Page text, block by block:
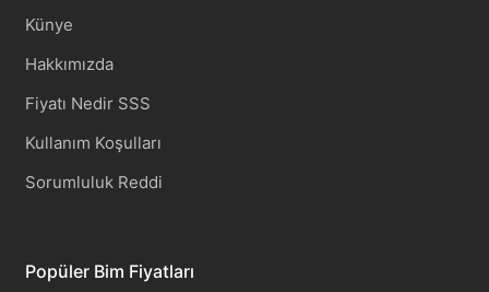
Künye
Hakkımızda
Fiyatı Nedir SSS
Kullanım Koşulları
Sorumluluk Reddi
Popüler Bim Fiyatları